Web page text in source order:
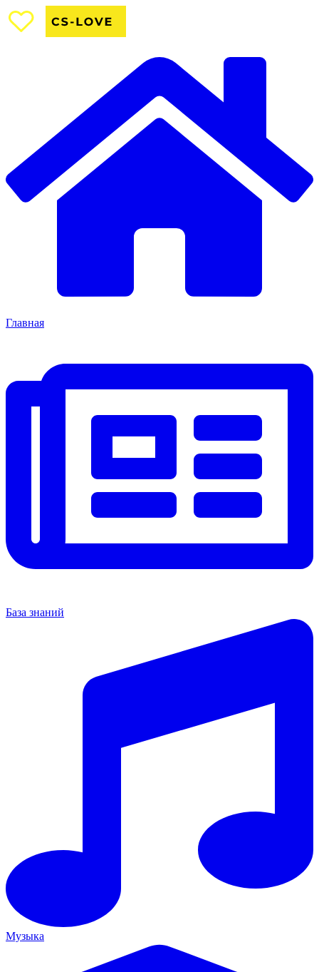
Главная
База знаний
Музыка